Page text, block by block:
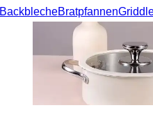
BackblecheBratpfannen